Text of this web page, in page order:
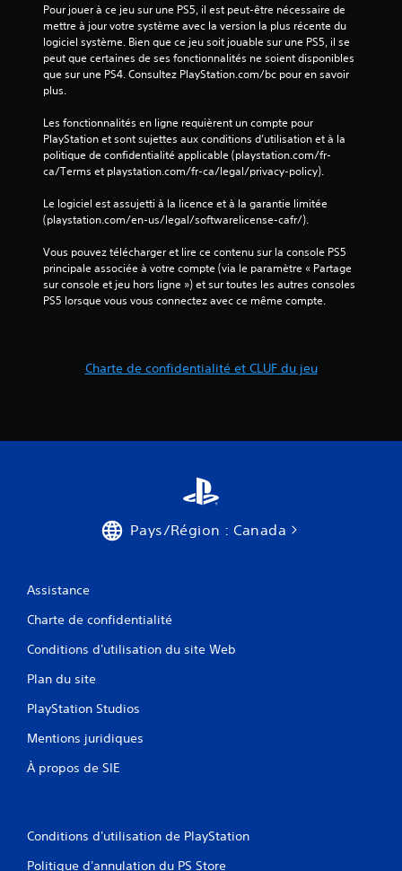
Pour jouer à ce jeu sur une PS5, il est peut-être nécessaire de
mettre à jour votre système avec la version la plus récente du
logiciel système. Bien que ce jeu soit jouable sur une PS5, il se
peut que certaines de ses fonctionnalités ne soient disponibles
que sur une PS4. Consultez PlayStation.com/bc pour en savoir
plus.
Les fonctionnalités en ligne requièrent un compte pour
PlayStation et sont sujettes aux conditions d’utilisation et à la
politique de confidentialité applicable (playstation.com/fr-
ca/Terms et playstation.com/fr-ca/legal/privacy-policy).
Le logiciel est assujetti à la licence et à la garantie limitée
(playstation.com/en-us/legal/softwarelicense-cafr/).
Vous pouvez télécharger et lire ce contenu sur la console PS5
principale associée à votre compte (via le paramètre « Partage
sur console et jeu hors ligne ») et sur toutes les autres consoles
PS5 lorsque vous vous connectez avec ce même compte.
Charte de confidentialité et CLUF du jeu
Pays/Région : Canada
Assistance
Charte de confidentialité
Conditions d'utilisation du site Web
Plan du site
PlayStation Studios
Mentions juridiques
À propos de SIE
Conditions d'utilisation de PlayStation
Politique d'annulation du PS Store